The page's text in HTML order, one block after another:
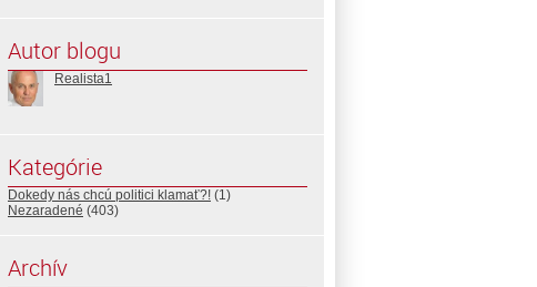
Autor blogu
Realista1
Kategórie
Dokedy nás chcú politici klamať?! (1)
Nezaradené (403)
Archív